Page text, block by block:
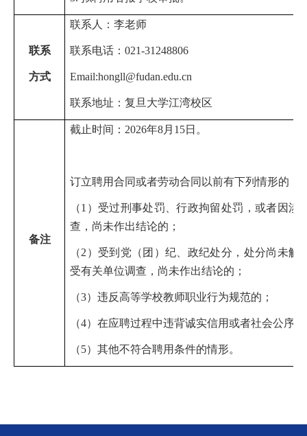
联系
方式
联系人：李老师
联系电话：021-31248806
Email:hongll@fudan.edu.cn
联系地址：复旦大学江湾校区
备注
截止时间：2026年8月15日。
订立聘用合同或者劳动合同以前有下列情形的，
（1）受过刑事处罚、行政拘留处罚，或者因涉
查，尚未作出结论的；
（2）受到党（团）纪、政纪处分，处分尚未解
受有关单位调查，尚未作出结论的；
（3）违反高等学校教师职业行为规范的；
（4）在应聘过程中违背诚实信用或者社会公序
（5）其他不符合聘用条件的情形。